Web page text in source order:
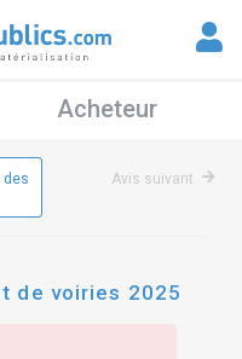
Acheteur
des
Avis suivant
de voiries 2025